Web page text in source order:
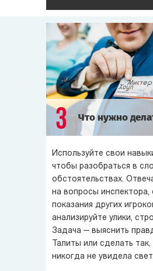
3 Что нужно
Используйте свои
чтобы разобраться в
обстоятельствах.
на вопросы инспектора,
показания других
анализируйте улики,
Задача — выяснить
Талиты или сделать
никогда не увидела свет.